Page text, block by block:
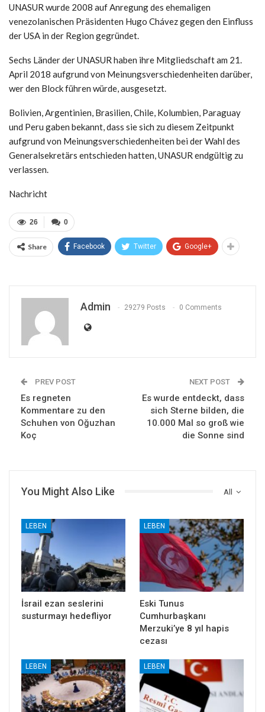
UNASUR wurde 2008 auf Anregung des ehemaligen
venezolanischen Präsidenten Hugo Chávez gegen den Einfluss
der USA in der Region gegründet.
Sechs Länder der UNASUR haben ihre Mitgliedschaft am 21.
April 2018 aufgrund von Meinungsverschiedenheiten darüber,
wer den Block führen würde, ausgesetzt.
Bolivien, Argentinien, Brasilien, Chile, Kolumbien, Paraguay
und Peru gaben bekannt, dass sie sich zu diesem Zeitpunkt
aufgrund von Meinungsverschiedenheiten bei der Wahl des
Generalsekretärs entschieden hatten, UNASUR endgültig zu
verlassen.
Nachricht
0
26
Share Facebook Twitter Google+
Admin 29279 Posts 0 Comments
PREV POST
Es regneten
Kommentare zu den
Schuhen von Oğuzhan
Koç
NEXT POST
Es wurde entdeckt, dass
sich Sterne bilden, die
10.000 Mal so groß wie
die Sonne sind
All
You Might Also Like
LEBEN
İsrail ezan seslerini
susturmayı hedefliyor
LEBEN
Eski Tunus
Cumhurbaşkanı
Merzuki’ye 8 yıl hapis
cezası
LEBEN LEBEN